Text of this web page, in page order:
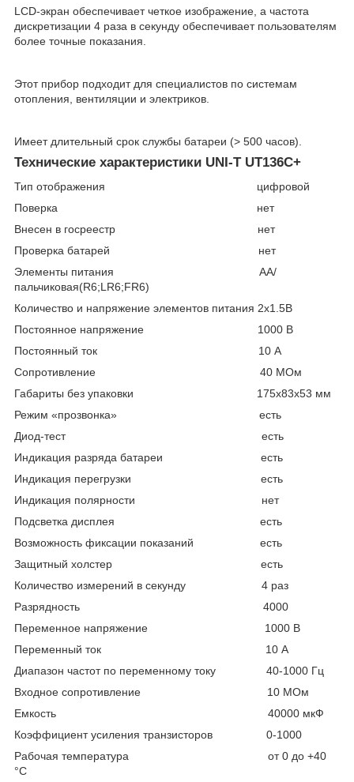
LCD-экран обеспечивает четкое изображение, а частота
дискретизации 4 раза в секунду обеспечивает пользователям
более точные показания.
Этот прибор подходит для специалистов по системам
отопления, вентиляции и электриков.
Имеет длительный срок службы батареи (> 500 часов).
Технические характеристики UNI-T UT136C+
Тип отображения цифровой
Поверка нет
Внесен в госреестр нет
Проверка батарей нет
Элементы питания AA/
пальчиковая(R6;LR6;FR6)
Количество и напряжение элементов питания 2х1.5B
Постоянное напряжение 1000 В
Постоянный ток 10 А
Сопротивление 40 МОм
Габариты без упаковки 175х83х53 мм
Режим «прозвонка» есть
Диод-тест есть
Индикация разряда батареи есть
Индикация перегрузки есть
Индикация полярности нет
Подсветка дисплея есть
Возможность фиксации показаний есть
Защитный холстер есть
Количество измерений в секунду 4 раз
Разрядность 4000
Переменное напряжение 1000 В
Переменный ток 10 А
Диапазон частот по переменному току 40-1000 Гц
Входное сопротивление 10 МОм
Емкость 40000 мкФ
Коэффициент усиления транзисторов 0-1000
Рабочая температура от 0 до +40
°С